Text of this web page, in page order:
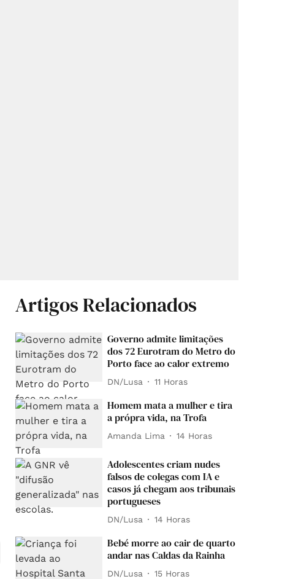
Artigos Relacionados
Governo admite limitações
dos 72 Eurotram do Metro do
Porto face ao calor extremo
DN/Lusa 11 Horas
Homem mata a mulher e tira
a própra vida, na Trofa
Amanda Lima 14 Horas
Adolescentes criam nudes
falsos de colegas com IA e
casos já chegam aos tribunais
portugueses
DN/Lusa 14 Horas
Bebé morre ao cair de quarto
andar nas Caldas da Rainha
DN/Lusa 15 Horas